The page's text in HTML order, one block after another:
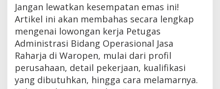
Jangan lewatkan kesempatan emas ini!
Artikel ini akan membahas secara lengkap
mengenai lowongan kerja Petugas
Administrasi Bidang Operasional Jasa
Raharja di Waropen, mulai dari profil
perusahaan, detail pekerjaan, kualifikasi
yang dibutuhkan, hingga cara melamarnya.